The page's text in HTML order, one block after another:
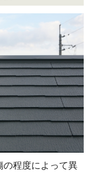
の程度によって異